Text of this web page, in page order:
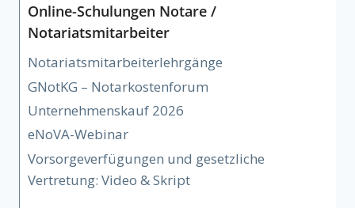
Online-Schulungen Notare /
Notariatsmitarbeiter
Notariatsmitarbeiterlehrgänge
GNotKG – Notarkostenforum
Unternehmenskauf 2026
eNoVA-Webinar
Vorsorgeverfügungen und gesetzliche
Vertretung: Video & Skript